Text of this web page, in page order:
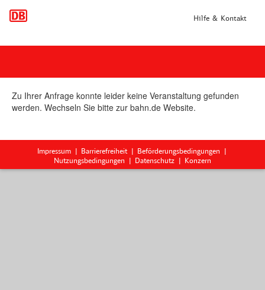
Hilfe & Kontakt
Zu Ihrer Anfrage konnte leider keine Veranstaltung gefunden
werden. Wechseln Sie bitte zur bahn.de Website.
Impressum Barrierefreiheit
Beförderungsbedingungen
Nutzungsbedingungen
Datenschutz Konzern